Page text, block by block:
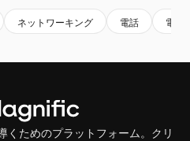
ネットワーキング 電話 電話
くためのプラットフォーム。クリ